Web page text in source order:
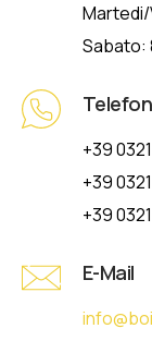
Martedi/
Sabato:
+39
+39
+39
E-Mail